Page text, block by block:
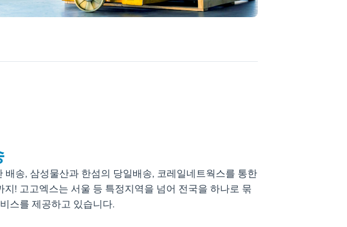
배송, 삼성물산과 한섬의 당일배송, 코레일네트웍스를 통한
지! 고고엑스는 서울 등 특정지역을 넘어 전국을 하나로 묶
스를 제공하고 있습니다.